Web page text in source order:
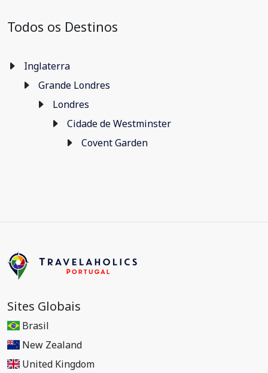
Todos os Destinos
Inglaterra
Grande Londres
Londres
Cidade de Westminster
Covent Garden
Sites Globais
Brasil
New Zealand
United Kingdom